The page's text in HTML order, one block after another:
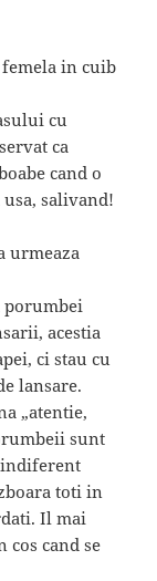
femela in cuib
cu
ca
cand o
salivand!
urmeaza
porumbei
acestia
ci stau cu
lansare.
„atentie,
sunt
toti in
Il mai
cos cand se